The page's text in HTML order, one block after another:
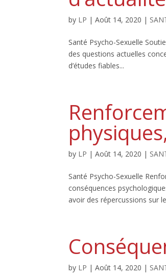
by LP |Août 14, 2020 |
Santé Psycho-Sexuelle
des questions actuelles
d’études fiables...
by LP |Août 14, 2020 |
Santé Psycho-Sexuelle
conséquences
avoir des répercussions sur
by LP |Août 14, 2020 |